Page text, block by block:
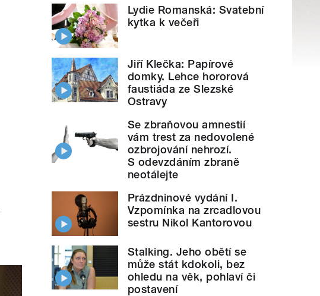
Lydie Romanská: Svatební
kytka k večeři
Jiří Klečka: Papírové
domky. Lehce hororová
faustiáda ze Slezské
Ostravy
Se zbraňovou amnestií
vám trest za nedovolené
ozbrojování nehrozí.
S odevzdáním zbraně
neotálejte
Prázdninové vydání I.
Vzpomínka na zrcadlovou
sestru Nikol Kantorovou
Stalking. Jeho obětí se
může stát kdokoli, bez
ohledu na věk, pohlaví či
postavení